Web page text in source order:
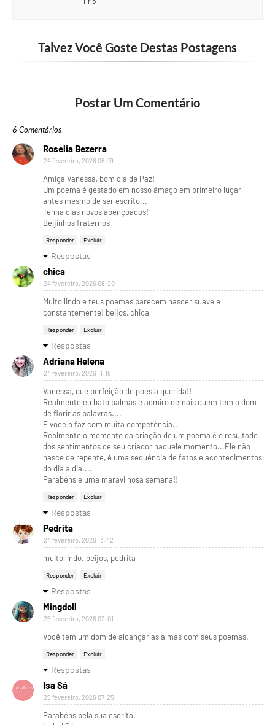
Talvez Você Goste Destas Postagens
Postar Um Comentário
6 Comentários
Roselia Bezerra
24 fevereiro, 2026 06:19
Amiga Vanessa, bom dia de Paz!
Um poema é gestado em nosso âmago em primeiro lugar,
antes mesmo de ser escrito...
Tenha dias novos abençoados!
Beijinhos fraternos
Responder Excluir
Respostas
chica
24 fevereiro, 2026 06:20
Muito lindo e teus poemas parecem nascer suave e
constantemente! beijos, chica
Responder Excluir
Respostas
Adriana Helena
24 fevereiro, 2026 11:18
Vanessa, que perfeição de poesia querida!!
Realmente eu bato palmas e admiro demais quem tem o dom
de florir as palavras....
E você o faz com muita competência..
Realmente o momento da criação de um poema é o resultado
dos sentimentos de seu criador naquele momento...Ele não
nasce de repente, é uma sequência de fatos e acontecimentos
do dia a dia....
Parabéns e uma maravilhosa semana!!
Responder Excluir
Respostas
Pedrita
24 fevereiro, 2026 13:42
muito lindo. beijos, pedrita
Responder Excluir
Respostas
Mingdoll
25 fevereiro, 2026 02:01
Você tem um dom de alcançar as almas com seus poemas.
Responder Excluir
Respostas
Isa Sá
25 fevereiro, 2026 07:25
Parabéns pela sua escrita.